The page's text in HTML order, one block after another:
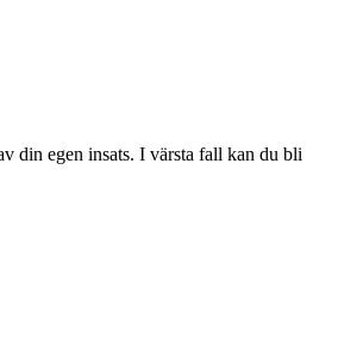
din egen insats. I värsta fall kan du bli